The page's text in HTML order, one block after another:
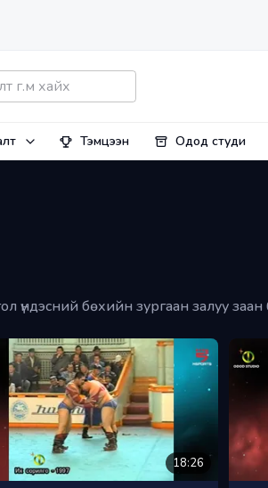
Тэмцээн Одод студи
үндэсний бөхийн зургаан залуу заан
18:26